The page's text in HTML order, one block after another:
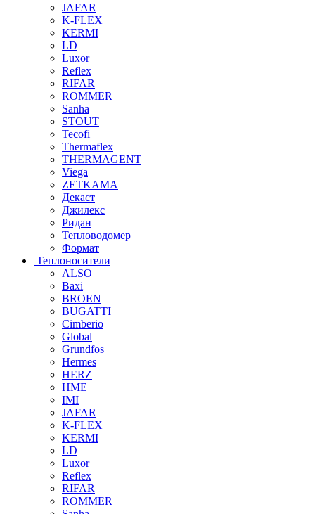
JAFAR
K-FLEX
KERMI
LD
Luxor
Reflex
RIFAR
ROMMER
Sanha
STOUT
Tecofi
Thermaflex
THERMAGENT
Viega
ZETKAMA
Декаст
Джилекс
Ридан
Тепловодомер
Формат
Теплоносители
ALSO
Baxi
BROEN
BUGATTI
Cimberio
Global
Grundfos
Hermes
HERZ
HME
IMI
JAFAR
K-FLEX
KERMI
LD
Luxor
Reflex
RIFAR
ROMMER